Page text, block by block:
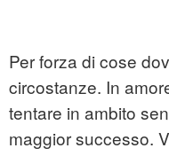
Per forza di cose
circostanze. In
tentare in ambito
maggior successo.